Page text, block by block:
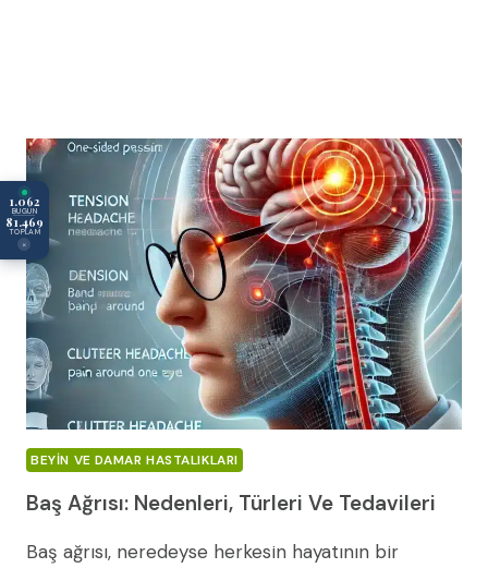
1.062
BUGÜN
81.469
TOPLAM
×
BEYIN VE DAMAR HASTALIKLARI
Baş Ağrısı: Nedenleri, Türleri Ve Tedavileri
Baş ağrısı, neredeyse herkesin hayatının bir